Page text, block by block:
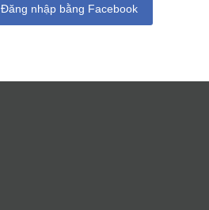
Đăng nhập bằng Facebook